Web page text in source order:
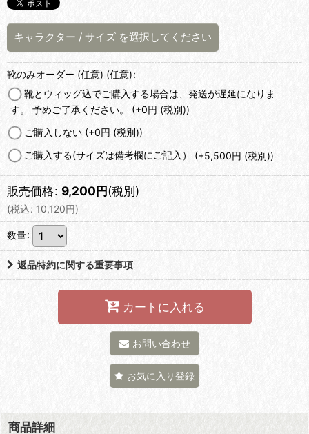
キャラクター / サイズ を選択してください
靴のみオーダー (任意) (任意):
靴とウィッグ込でご購入する場合は、発送が遅延になりま
す。 予めご了承ください。 (+0円 (税別))
ご購入しない (+0円 (税別))
ご購入する(サイズは備考欄にご記入） (+5,500円 (税別))
販売価格: 9,200円(税別)
(税込: 10,120円)
数量:
返品特約に関する重要事項
カートに入れる
お問い合わせ
お気に入り登録
商品詳細